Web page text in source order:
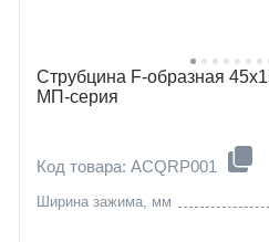
Струбцина F-образная
МП-серия
Код товара: ACQRP001
Ширина зажима, мм